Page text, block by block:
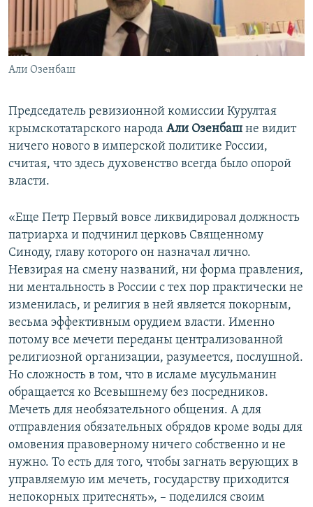
Али Озенбаш
Председатель ревизионной комиссии Курултая
крымскотатарского народа Али Озенбаш не видит
ничего нового в имперской политике России,
считая, что здесь духовенство всегда было опорой
власти.
«Еще Петр Первый вовсе ликвидировал должность
патриарха и подчинил церковь Священному
Синоду, главу которого он назначал лично.
Невзирая на смену названий, ни форма правления,
ни ментальность в России с тех пор практически не
изменилась, и религия в ней является покорным,
весьма эффективным орудием власти. Именно
потому все мечети переданы централизованной
религиозной организации, разумеется, послушной.
Но сложность в том, что в исламе мусульманин
обращается ко Всевышнему без посредников.
Мечеть для необязательного общения. А для
отправления обязательных обрядов кроме воды для
омовения правоверному ничего собственно и не
нужно. То есть для того, чтобы загнать верующих в
управляемую им мечеть, государству приходится
непокорных притеснять», – поделился своим